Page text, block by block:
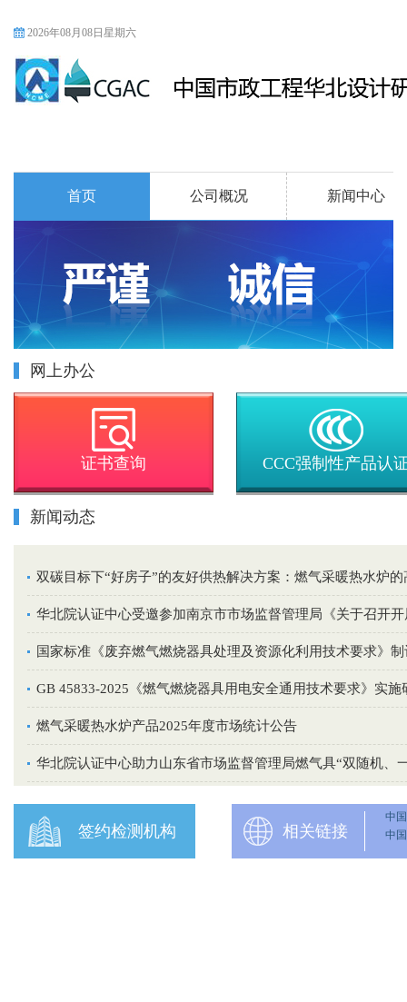
2026年08月08日星期六
首页 公司概况 新闻中心
网上办公
证书查询 CCC强制性产品认
新闻动态
双碳目标下“好房子”的友好供热解决方案：燃气采暖热水炉
华北院认证中心受邀参加南京市市场监督管理局《关于召开
国家标准《废弃燃气燃烧器具处理及资源化利用技术要求》
GB 45833-2025《燃气燃烧器具用电安全通用技术要求》实
燃气采暖热水炉产品2025年度市场统计公告
华北院认证中心助力山东省市场监督管理局燃气具“双随机、
签约检测机构 相关链接
中
中